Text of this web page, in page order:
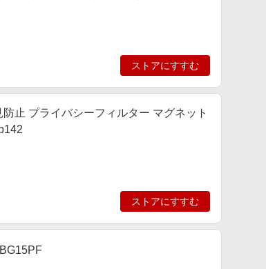
ストアにすすむ
止 プライバシーフィルター マグネット
ストアにすすむ